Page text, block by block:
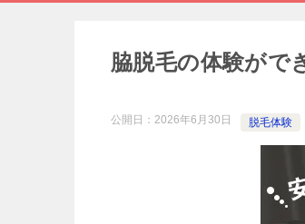
脇脱毛の体験がで
公開日： 2026年6月30日 脱毛体験